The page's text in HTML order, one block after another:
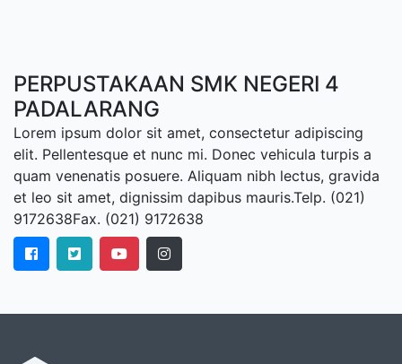
PERPUSTAKAAN SMK NEGERI 4
PADALARANG
Lorem ipsum dolor sit amet, consectetur adipiscing
elit. Pellentesque et nunc mi. Donec vehicula turpis a
quam venenatis posuere. Aliquam nibh lectus, gravida
et leo sit amet, dignissim dapibus mauris.Telp. (021)
9172638Fax. (021) 9172638